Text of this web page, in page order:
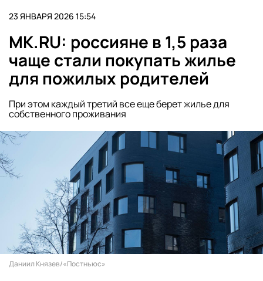
23 ЯНВАРЯ 2026 15:54
MK.RU: россияне в 1,5 раза
чаще стали покупать жилье
для пожилых родителей
При этом каждый третий все еще берет жилье для
собственного проживания
Даниил Князев/«Постньюс»